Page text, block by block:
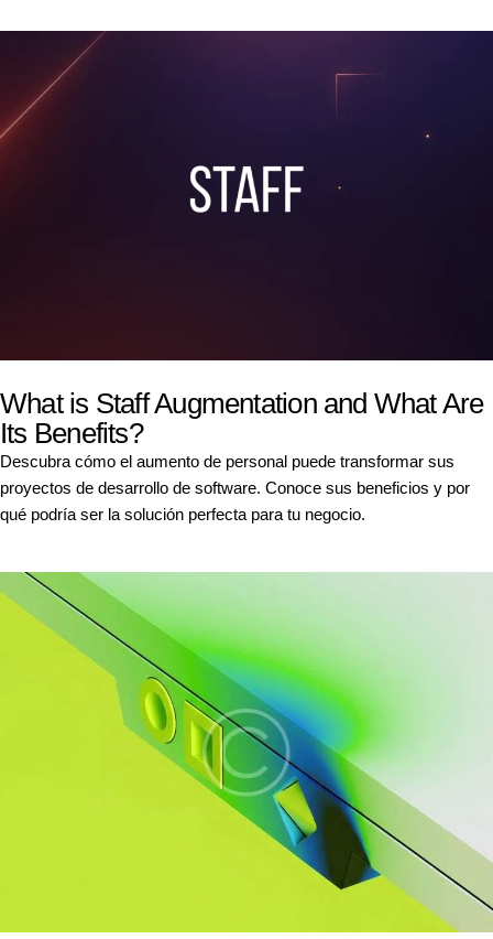
What is Staff Augmentation and What Are
Its Benefits?
Descubra cómo el aumento de personal puede transformar sus
proyectos de desarrollo de software. Conoce sus beneficios y por
qué podría ser la solución perfecta para tu negocio.